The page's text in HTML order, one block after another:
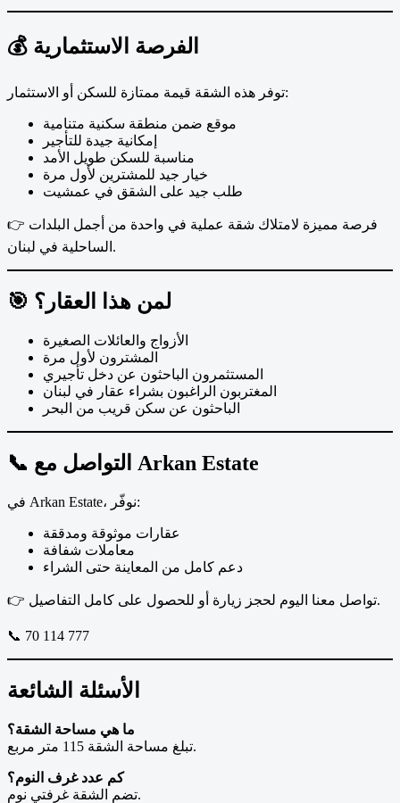
💰 الفرصة الاستثمارية
توفر هذه الشقة قيمة ممتازة للسكن أو الاستثمار:
موقع ضمن منطقة سكنية متنامية
إمكانية جيدة للتأجير
مناسبة للسكن طويل الأمد
خيار جيد للمشترين لأول مرة
طلب جيد على الشقق في عمشيت
👉 فرصة مميزة لامتلاك شقة عملية في واحدة من أجمل البلدات
الساحلية في لبنان.
🎯 لمن هذا العقار؟
الأزواج والعائلات الصغيرة
المشترون لأول مرة
المستثمرون الباحثون عن دخل تأجيري
المغتربون الراغبون بشراء عقار في لبنان
الباحثون عن سكن قريب من البحر
📞 التواصل مع Arkan Estate
في Arkan Estate، نوفّر:
عقارات موثوقة ومدققة
معاملات شفافة
دعم كامل من المعاينة حتى الشراء
👉 تواصل معنا اليوم لحجز زيارة أو للحصول على كامل التفاصيل.
📞 70 114 777
الأسئلة الشائعة
ما هي مساحة الشقة؟
تبلغ مساحة الشقة 115 متر مربع.
كم عدد غرف النوم؟
تضم الشقة غرفتي نوم.